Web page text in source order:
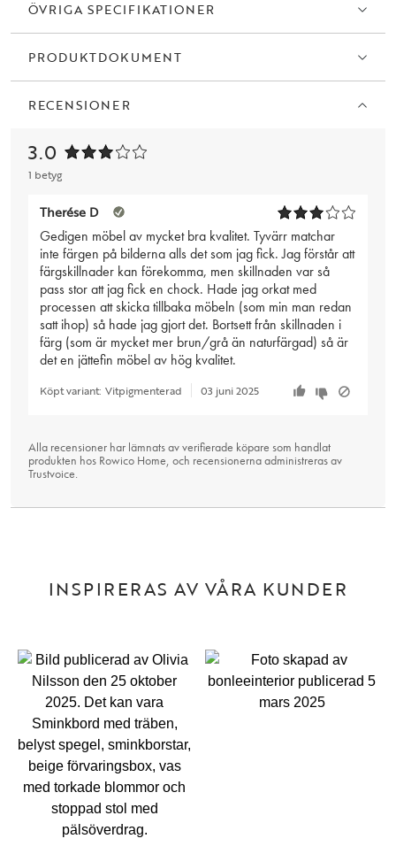
ÖVRIGA SPECIFIKATIONER
PRODUKTDOKUMENT
RECENSIONER
3.0
1 betyg
Therése D
Gedigen möbel av mycket bra kvalitet. Tyvärr matchar
inte färgen på bilderna alls det som jag fick. Jag förstår att
färgskillnader kan förekomma, men skillnaden var så
pass stor att jag fick en chock. Hade jag orkat med
processen att skicka tillbaka möbeln (som min man redan
satt ihop) så hade jag gjort det. Bortsett från skillnaden i
färg (som är mycket mer brun/grå än naturfärgad) så är
det en jättefin möbel av hög kvalitet.
Köpt variant: Vitpigmenterad 03 juni 2025
Alla recensioner har lämnats av verifierade köpare som handlat
produkten hos Rowico Home, och recensionerna administreras av
Trustvoice.
INSPIRERAS AV VÅRA KUNDER